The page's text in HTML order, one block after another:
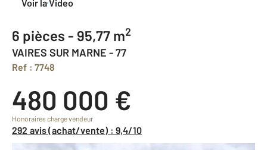
Voir la Video
6 pièces - 95,77 m2
VAIRES SUR MARNE - 77
Ref : 7748
480 000 €
Honoraires charge vendeur
292 avis (achat/vente) : 9,4/10